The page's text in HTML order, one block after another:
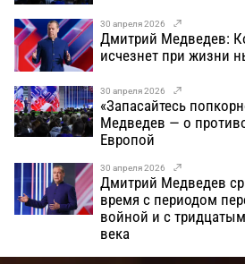
30 апреля 2026
Дмитрий Медведев:
исчезнет при жизни
30 апреля 2026
«Запасайтесь
Медведев — о
Европой
30 апреля 2026
Дмитрий Медведев
время с периодом
войной и с
века